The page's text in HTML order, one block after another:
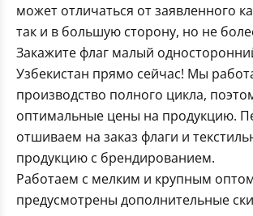
может отличаться от заявленного
так и в большую сторону, но не
Закажите флаг малый
Узбекистан прямо сейчас! Мы
производство полного цикла,
оптимальные цены на продукцию.
отшиваем на заказ флаги и
продукцию с брендированием.
Работаем с мелким и крупным
предусмотрены дополнительные